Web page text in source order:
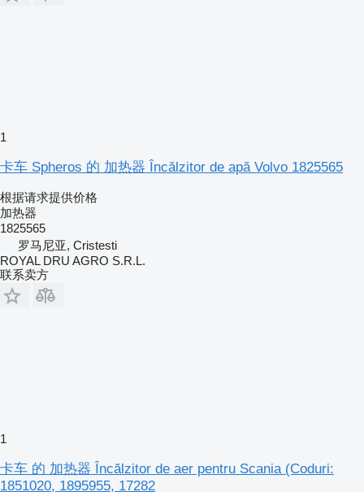
1
卡车 Spheros 的 加热器 Încălzitor de apă Volvo 1825565
根据请求提供价格
加热器
1825565
罗马尼亚, Cristesti
ROYAL DRU AGRO S.R.L.
联系卖方
1
卡车 的 加热器 Încălzitor de aer pentru Scania (Coduri:
1851020, 1895955, 17282